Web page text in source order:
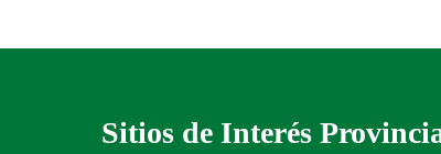
Sitios de Interés